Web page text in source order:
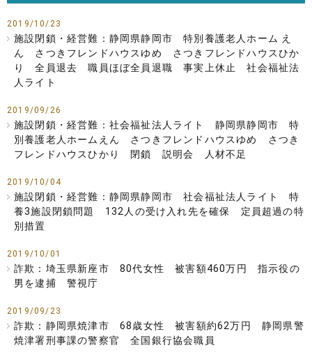
2019/10/23
施設閉鎖・経営難：静岡県静岡市 特別養護老人ホーム え
ん さつきフレンドハウスゆめ さつきフレンドハウスひか
り 全員退去 職員ほぼ全員退職 事実上休止 社会福祉法
人ライト
2019/09/26
施設閉鎖・経営難：社会福祉法人ライト 静岡県静岡市 特
別養護老人ホームえん さつきフレンドハウスゆめ さつき
フレンドハウスひかり 閉鎖 説明会 人材不足
2019/10/04
施設閉鎖・経営難：静岡県静岡市 社会福祉法人ライト 特
養3施設閉鎖問題 132人の受け入れ先を確保 定員超過の特
別措置
2019/10/01
詐欺：埼玉県新座市 80代女性 被害額460万円 指示役の
男を逮捕 警視庁
2019/09/23
詐欺：静岡県焼津市 68歳女性 被害額約62万円 静岡県警
焼津署刑事課の警察官 全国銀行協会職員